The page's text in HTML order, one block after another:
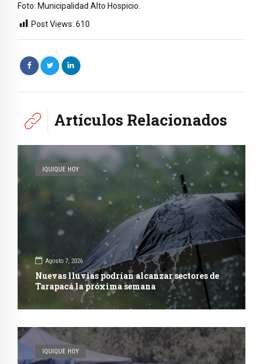
Foto: Municipalidad Alto Hospicio.
Post Views: 610
Artículos Relacionados
IQUIQUE HOY
Agosto 7, 2026
Nuevas lluvias podrían alcanzar sectores de
Tarapacá la próxima semana
IQUIQUE HOY